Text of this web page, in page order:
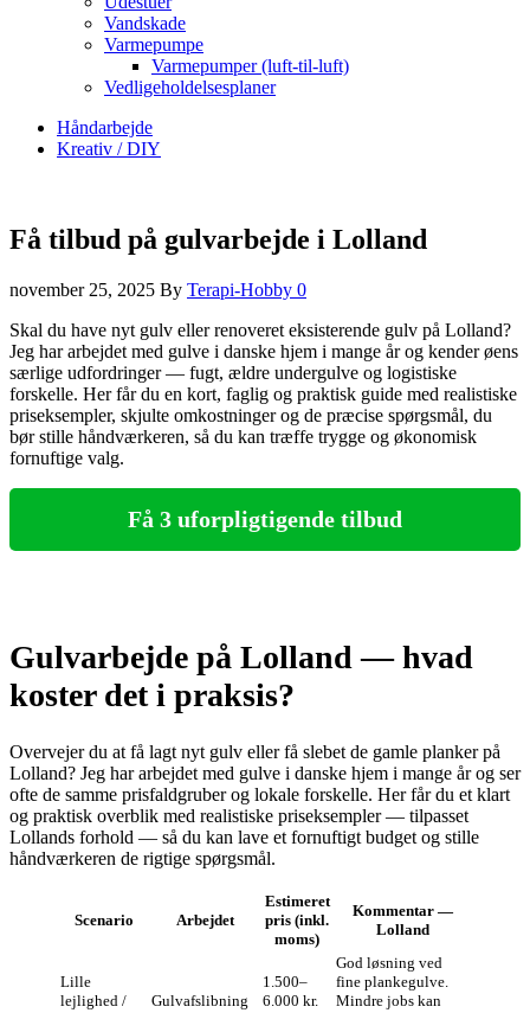
Vandskade
Varmepumpe
Varmepumper (luft-til-luft)
Vedligeholdelsesplaner
Håndarbejde
Kreativ / DIY
Få tilbud på gulvarbejde i Lolland
november 25, 2025 By Terapi-Hobby 0
Skal du have nyt gulv eller renoveret eksisterende gulv på Lolland?
Jeg har arbejdet med gulve i danske hjem i mange år og kender øens
særlige udfordringer — fugt, ældre undergulve og logistiske
forskelle. Her får du en kort, faglig og praktisk guide med realistiske
priseksempler, skjulte omkostninger og de præcise spørgsmål, du
bør stille håndværkeren, så du kan træffe trygge og økonomisk
fornuftige valg.
Få 3 uforpligtigende tilbud
Gulvarbejde på Lolland — hvad
koster det i praksis?
Overvejer du at få lagt nyt gulv eller få slebet de gamle planker på
Lolland? Jeg har arbejdet med gulve i danske hjem i mange år og ser
ofte de samme prisfaldgruber og lokale forskelle. Her får du et klart
og praktisk overblik med realistiske priseksempler — tilpasset
Lollands forhold — så du kan lave et fornuftigt budget og stille
håndværkeren de rigtige spørgsmål.
Scenario Arbejdet
Estimeret
pris (inkl.
moms)
Kommentar —
Lolland
Lille
lejlighed /
Gulvafslibning
1.500–
6.000 kr.
God løsning ved
fine plankegulve.
Mindre jobs kan